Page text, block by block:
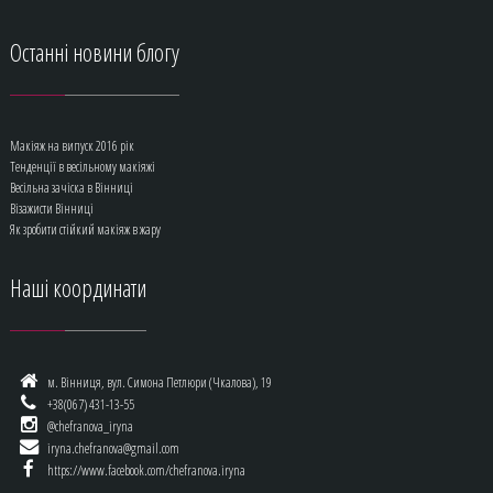
Останні новини блогу
Макіяж на випуск 2016 рік
Тенденції в весільному макіяжі
Весільна зачіска в Вінниці
Візажисти Вінниці
Як зробити стійкий макіяж в жару
Наші координати
м. Вінниця, вул. Симона Петлюри (Чкалова), 19
+38(067) 431-13-55
@chefranova_iryna
iryna.chefranova@gmail.com
https://www.facebook.com/chefranova.iryna